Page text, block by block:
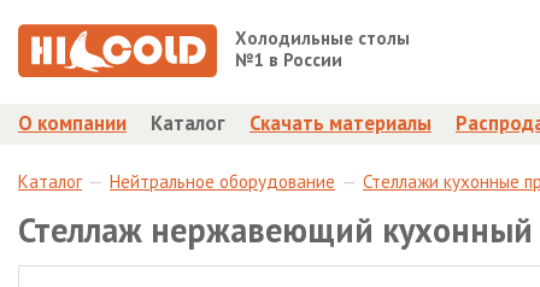
Холодильные столы
№1 в России
О компании Каталог Скачать материалы
Каталог Нейтральное оборудование Стеллажи кухонные
Стеллаж нержавеющий